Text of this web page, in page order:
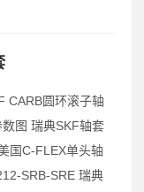
CARB圆环滚子轴
图 瑞典SKF轴套
国C-FLEX单头轴
SRB-SRE 瑞典